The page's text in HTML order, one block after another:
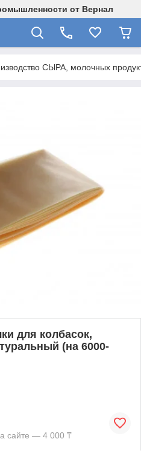
от Вернал
СЫРА, молочных
для колбасок,
(на 6000-
сайте — 4 000 ₸